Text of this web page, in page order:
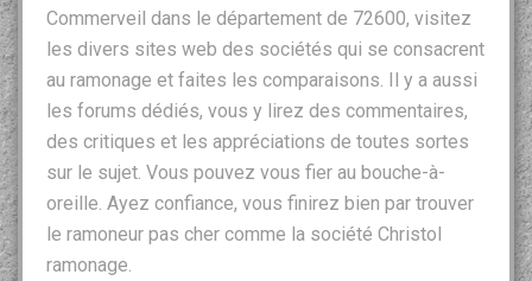
Commerveil dans le département de 72600, visitez
les divers sites web des sociétés qui se consacrent
au ramonage et faites les comparaisons. Il y a aussi
les forums dédiés, vous y lirez des commentaires,
des critiques et les appréciations de toutes sortes
sur le sujet. Vous pouvez vous fier au bouche-à-
oreille. Ayez confiance, vous finirez bien par trouver
le ramoneur pas cher comme la société Christol
ramonage.